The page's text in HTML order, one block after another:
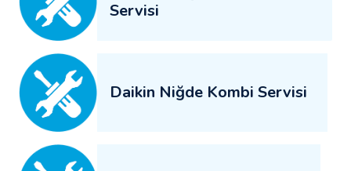
Servisi
Daikin Niğde Kombi Servisi